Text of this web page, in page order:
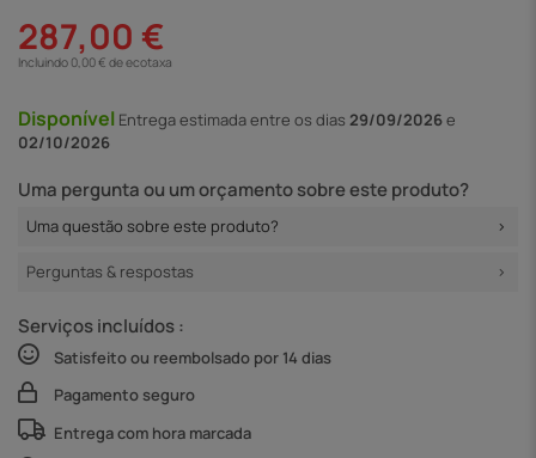
287,00 €
Incluindo 0,00 € de ecotaxa
Disponível Entregaestimada entre os dias 29/09/2026e
02/10/2026
Uma pergunta ou um orçamento sobre este produto?
Uma questão sobre este produto?
Perguntas & respostas
Serviços incluídos :
Satisfeito ou reembolsado por 14 dias
Pagamento seguro
Entrega com hora marcada